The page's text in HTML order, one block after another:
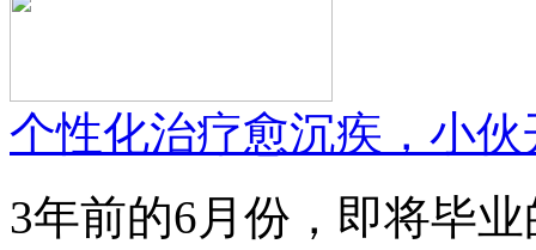
个性化治疗愈沉疾，小
3年前的6月份，即将毕